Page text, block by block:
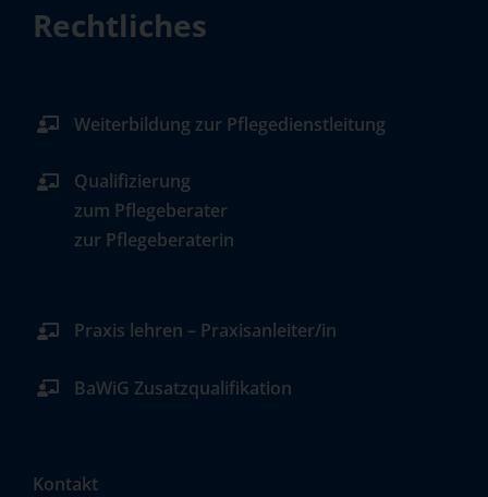
Rechtliches
Weiterbildung zur Pflegedienstleitung
Qualifizierung
zum Pflegeberater
zur Pflegeberaterin
Praxis lehren – Praxisanleiter/in
BaWiG Zusatzqualifikation
Kontakt